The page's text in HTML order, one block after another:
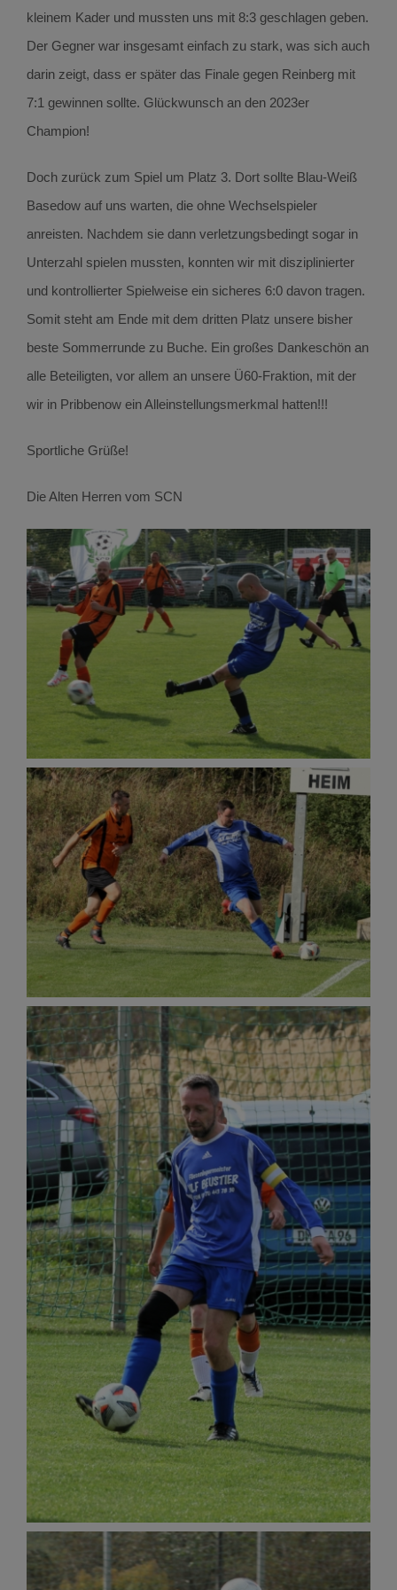
kleinem Kader und mussten uns mit 8:3 geschlagen geben.
Der Gegner war insgesamt einfach zu stark, was sich auch
darin zeigt, dass er später das Finale gegen Reinberg mit
7:1 gewinnen sollte. Glückwunsch an den 2023er
Champion!
Doch zurück zum Spiel um Platz 3. Dort sollte Blau-Weiß
Basedow auf uns warten, die ohne Wechselspieler
anreisten. Nachdem sie dann verletzungsbedingt sogar in
Unterzahl spielen mussten, konnten wir mit disziplinierter
und kontrollierter Spielweise ein sicheres 6:0 davon tragen.
Somit steht am Ende mit dem dritten Platz unsere bisher
beste Sommerrunde zu Buche. Ein großes Dankeschön an
alle Beteiligten, vor allem an unsere Ü60-Fraktion, mit der
wir in Pribbenow ein Alleinstellungsmerkmal hatten!!!
Sportliche Grüße!
Die Alten Herren vom SCN